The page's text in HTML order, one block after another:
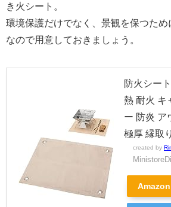
き火シート。
環境保護だけでなく、景観を保つため
なので用意しておきましょう。
防火シー
熱 耐火 キ
ー 防炎 ア
極厚 縁取
created by
Amazon